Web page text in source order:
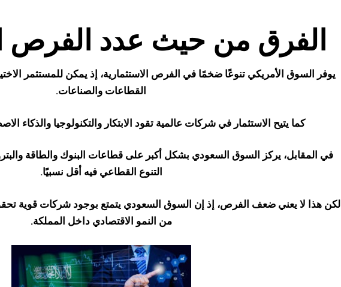
الفرق من حيث عدد الفرص
يوفر السوق الأمريكي تنوعًا ضخمًا في الفرص الاستثمارية، إذ يمكن للمستثمر
القطاعات والصناعات.
كما يتيح الاستثمار في شركات عالمية تقود الابتكار والتكنولوجيا والذكاء
في المقابل، يركز السوق السعودي بشكل أكبر على قطاعات البنوك والطاقة
التنوع القطاعي فيه أقل نسبيًا.
لكن هذا لا يعني ضعف الفرص، إذ إن السوق السعودي يتمتع بوجود شركات قوية
من النمو الاقتصادي داخل المملكة.